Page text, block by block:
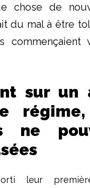
chose de
du mal à être
commençaient
sur un
ne
leur